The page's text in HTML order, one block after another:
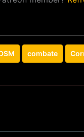
combate